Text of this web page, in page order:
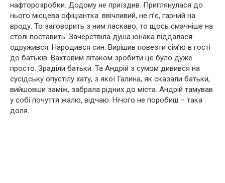
нафторозробки. Додому не приїздив. Приглянулася до
нього місцева офіціантка: ввічливий, не п’є, гарний на
вроду. То заговорить з ним ласкаво, то щось смачніше на
столі поставить. Зачерствіла дyша юнака піддалася:
одружився. Наpoдився син. Вирішив повезти сім’ю в гості
до батьків. Вахтовим літаком зробити це було дуже
просто. Зраділи батьки. Та Андрій з сумом дивився на
сусідську опустілу хату, з якої Галина, як сказали батьки,
вийшовши заміж, забрала рідних до міста. Андрій тамував
у собі почуття жалю, відчаю. Нічого не поробиш – така
доля.